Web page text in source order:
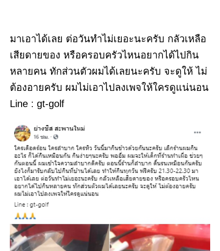
มาเอาได้เลย ต่อวันทำไม่เยอะนะครับ กลัวเหลือ
เสียดายของ หรือครอบครัวไหนอยากได้ไปกิน
หลายคน ทักส่วนตัวผมได้เลยนะครับ จะดูให้ ไม่
ต้องอายครับ ผมไม่เอาไปลงเพจให้ใครดูแน่นอน
Line : gt-golf